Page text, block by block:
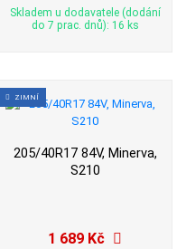
Skladem u dodavatele (dodání
do 7 prac. dnů): 16 ks
ZIMNÍ
205/40R17 84V, Minerva,
S210
1 689 Kč